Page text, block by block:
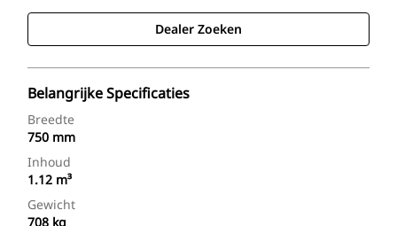
Dealer Zoeken
Belangrijke Specificaties
Breedte
750 mm
Inhoud
1.12 m³
Gewicht
708 kg